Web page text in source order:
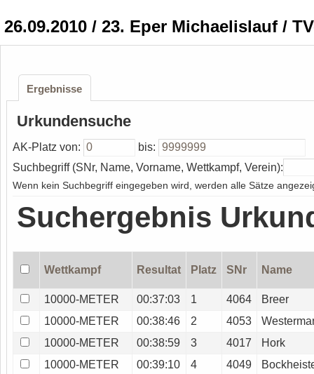
26.09.2010 / 23. Eper Michaelislauf /
Ergebnisse
Urkundensuche
AK-Platz von:
bis:
Suchbegriff (SNr, Name, Vorname, Wettkampf, Verein):
Wenn kein Suchbegriff eingegeben wird, werden alle Sätze
Suchergebnis
Wettkampf Resultat Platz SNr Name
10000-METER 00:37:03 1 4064
Breer
10000-METER
00:38:46 2 4053
10000-METER
00:38:59 3 4017
Hork
10000-METER
00:39:10 4 4049